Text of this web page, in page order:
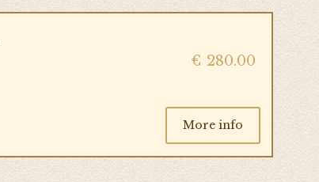
€ 280.00
More info